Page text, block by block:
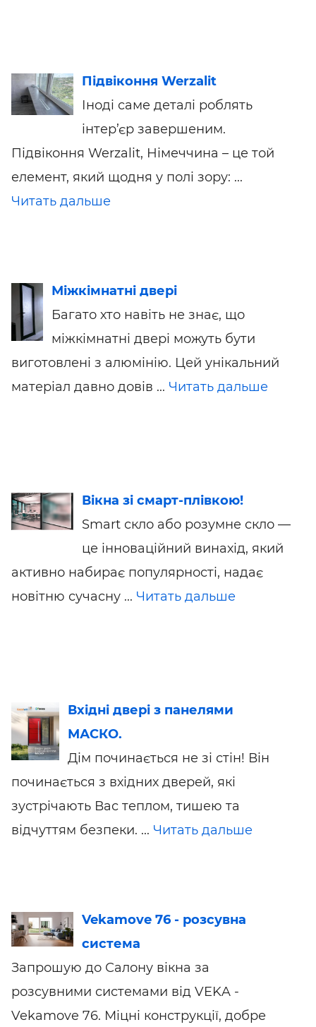
Підвіконня Werzalit
Іноді саме деталі роблять
інтер’єр завершеним.
Підвіконня Werzalit, Німеччина – це той
елемент, який щодня у полі зору: ...
Читать дальше
Міжкімнатні двері
Багато хто навіть не знає, що
міжкімнатні двері можуть бути
виготовлені з алюмінію. Цей унікальний
матеріал давно довів ... Читать дальше
Вікна зі смарт-плівкою!
Smart скло або розумне скло —
це інноваційний винахід, який
активно набирає популярності, надає
новітню сучасну ... Читать дальше
Вхідні двері з панелями
МАСКО.
Дім починається не зі стін! Він
починається з вхідних дверей, які
зустрічають Вас теплом, тишею та
відчуттям безпеки. ... Читать дальше
Vekamove 76 - розсувна
система
Запрошую до Салону вікна за
розсувними системами від VEKA -
Vekamove 76. Міцні конструкції, добре